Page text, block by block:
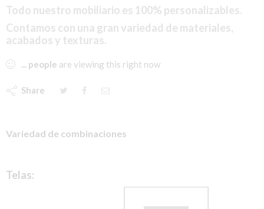
Todo nuestro mobiliario es 100% personalizables.
Contamos con una gran variedad de materiales,
acabados y texturas.
... people are viewing this right now
Share
Variedad de combinaciones
Telas: